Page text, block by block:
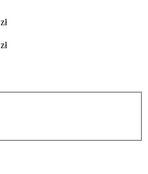
zł
zł